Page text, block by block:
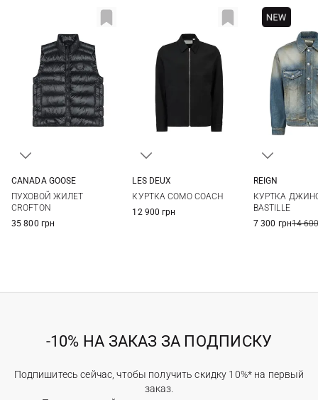
3XL
CANADA GOOSE
ПУХОВОЙ ЖИЛЕТ
CROFTON
35 800 грн
LES DEUX
КУРТКА COMO COACH
12 900 грн
REIGN
КУРТКА
BASTILLE
7 300 грн14
-10% НА ЗАКАЗ ЗА ПОДПИСКУ
Подпишитесь сейчас, чтобы получить скидку 10%* на первый
заказ.